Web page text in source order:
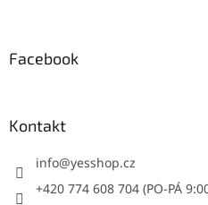
Facebook
Kontakt
info@yesshop.cz
+420 774 608 704 (PO-PÁ